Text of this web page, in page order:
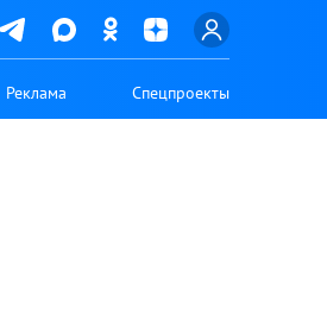
Реклама Спецпроекты